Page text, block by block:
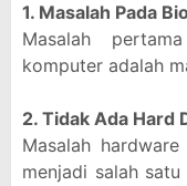
1. Masalah Pada
Masalah
komputer adalah
2. Tidak Ada Hard
Masalah
menjadi salah